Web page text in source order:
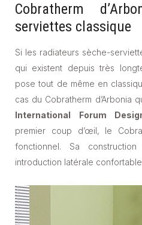
Cobratherm
serviettes classique
Si les radiateurs sèche-
qui existent depuis très
pose tout de même en
cas du Cobratherm d’Arbonia
International Forum
premier coup d’œil, le
fonctionnel. Sa
introduction latérale